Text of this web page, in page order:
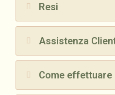
Resi
Assistenza
Come effettuare